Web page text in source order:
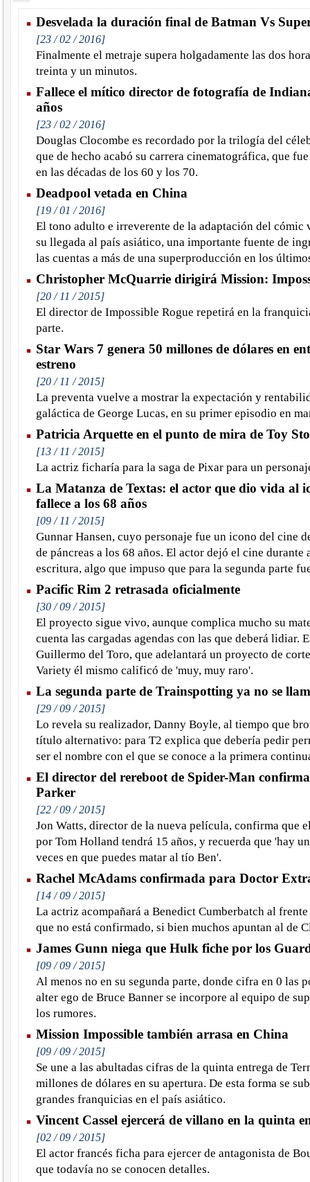
Desvelada la duración final de Batman Vs
[23 / 02 / 2016]
Finalmente el metraje supera holgadamente las dos
treinta y un minutos.
Fallece el mítico director de fotografía de
años
[23 / 02 / 2016]
Douglas Clocombe es recordado por la trilogía del
que de hecho acabó su carrera cinematográfica, que
en las décadas de los 60 y los 70.
Deadpool vetada en China
[19 / 01 / 2016]
El tono adulto e irreverente de la adaptación del cómic
su llegada al país asiático, una importante fuente de
las cuentas a más de una superproducción en los
Christopher McQuarrie dirigirá Mission:
[20 / 11 / 2015]
El director de Impossible Rogue repetirá en la
parte.
Star Wars 7 genera 50 millones de dólares en
estreno
[20 / 11 / 2015]
La preventa vuelve a mostrar la expectación y
galáctica de George Lucas, en su primer episodio en
Patricia Arquette en el punto de mira de Toy
[13 / 11 / 2015]
La actriz ficharía para la saga de Pixar para un
La Matanza de Textas: el actor que dio vida al
fallece a los 68 años
[09 / 11 / 2015]
Gunnar Hansen, cuyo personaje fue un icono del cine
de páncreas a los 68 años. El actor dejó el cine durante
escritura, algo que impuso que para la segunda parte
Pacific Rim 2 retrasada oficialmente
[30 / 09 / 2015]
El proyecto sigue vivo, aunque complica mucho su
cuenta las cargadas agendas con las que deberá lidiar.
Guillermo del Toro, que adelantará un proyecto de
Variety él mismo calificó de 'muy, muy raro'.
La segunda parte de Trainspotting ya no se
[29 / 09 / 2015]
Lo revela su realizador, Danny Boyle, al tiempo que
título alternativo: para T2 explica que debería pedir
ser el nombre con el que se conoce a la primera
El director del rereboot de Spider-Man
Parker
[22 / 09 / 2015]
Jon Watts, director de la nueva película, confirma que
por Tom Holland tendrá 15 años, y recuerda que 'hay
veces en que puedes matar al tío Ben'.
Rachel McAdams confirmada para Doctor
[14 / 09 / 2015]
La actriz acompañará a Benedict Cumberbatch al
que no está confirmado, si bien muchos apuntan al de
James Gunn niega que Hulk fiche por los
[09 / 09 / 2015]
Al menos no en su segunda parte, donde cifra en 0 las
alter ego de Bruce Banner se incorpore al equipo de
los rumores.
Mission Impossible también arrasa en China
[09 / 09 / 2015]
Se une a las abultadas cifras de la quinta entrega de
millones de dólares en su apertura. De esta forma se
grandes franquicias en el país asiático.
Vincent Cassel ejercerá de villano en la quinta
[02 / 09 / 2015]
El actor francés ficha para ejercer de antagonista de
que todavía no se conocen detalles.